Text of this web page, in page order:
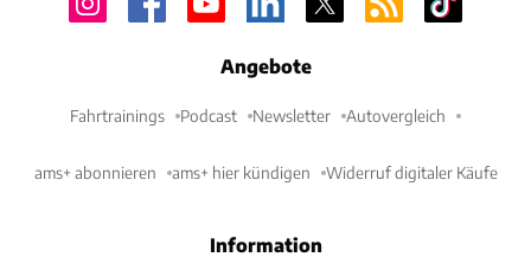
Angebote
Fahrtrainings Podcast Newsletter Autovergleich
ams+ abonnieren ams+ hier kündigen Widerruf digitaler Käufe
Information